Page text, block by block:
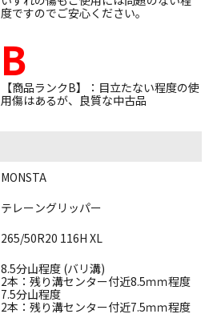
度ですのでご安心ください。
B
【商品ランクB】：目立たない程度の使
用傷はあるが、良質な中古品
MONSTA
テレーングリッパー
265/50R20 116H XL
8.5分山程度 (バリ溝)
2本：残り溝センター付近8.5ｍｍ程度
7.5分山程度
2本：残り溝センター付近7.5ｍｍ程度